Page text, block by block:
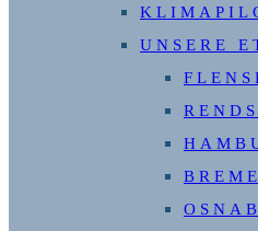
UNSERE